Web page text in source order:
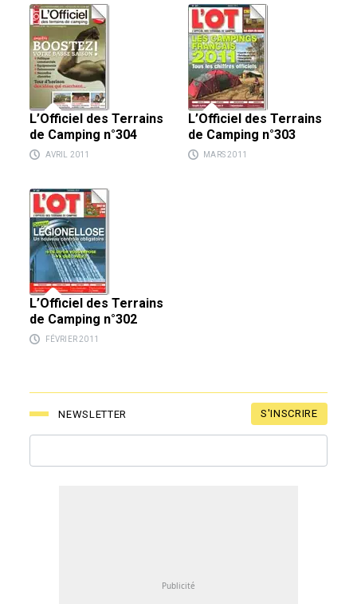
L’Officiel des Terrains
de Camping n°304
AVRIL 2011
L’Officiel des Terrains
de Camping n°303
MARS 2011
L’Officiel des Terrains
de Camping n°302
FÉVRIER 2011
NEWSLETTER S'INSCRIRE